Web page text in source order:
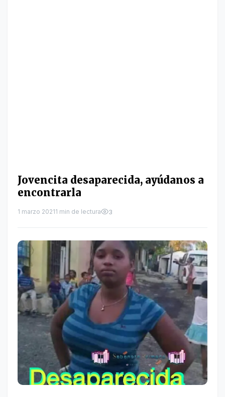
Jovencita desaparecida, ayúdanos a
encontrarla
1 marzo 20211 min de lectura 3